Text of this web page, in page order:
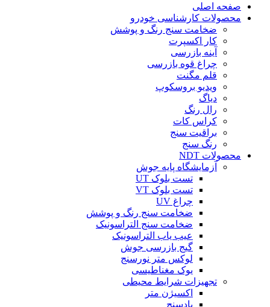
صفحه اصلی
محصولات کارشناسی خودرو
ضخامت سنج رنگ و پوشش
کار اکسپرت
آینه بازرسی
چراغ قوه بازرسی
قلم مگنت
ویدیو بروسکوپ
دیاگ
رال رنگ
کراس کات
براقیت سنج
رنگ سنج
محصولات NDT
آزمایشگاه پایه جوش
تست بلوک UT
تست بلوک VT
چراغ UV
ضخامت سنج رنگ و پوشش
ضخامت سنج التراسونیک
عیب یاب التراسونیک
گیج بازرسی جوش
لوکس متر نورسنج
یوک مغناطیسی
تجهیزات شرایط محیطی
اکسیژن متر
بادسنج